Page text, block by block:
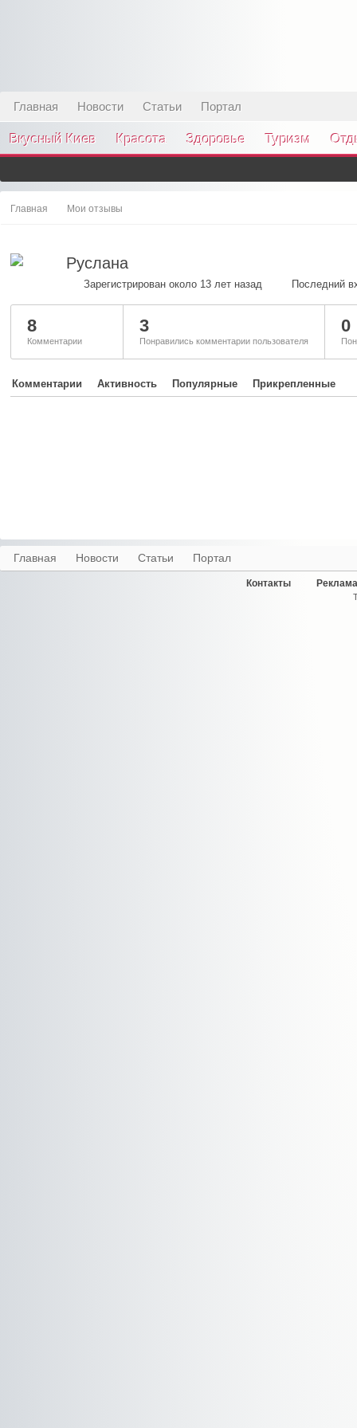
Главная Новости Статьи Портал
Вкусный Киев Красота Здоровье Туризм
Главная Мои отзывы
Руслана
Зарегистрирован около 13 лет назад Последний
8
Комментарии
3
Понравились комментарии пользователя
0
Комментарии Активность Популярные Прикрепленные
Главная Новости Статьи Портал
Контакты